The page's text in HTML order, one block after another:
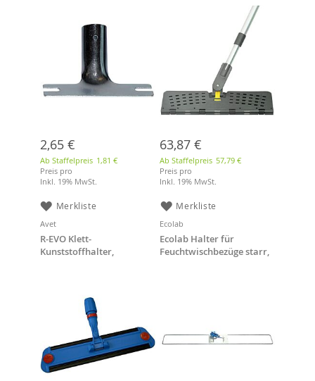
2,65 €
Ab Staffelpreis 1,81 €
Preis pro
Inkl. 19% MwSt.
Merkliste
63,87 €
Ab Staffelpreis 57,79 €
Preis pro
Inkl. 19% MwSt.
Merkliste
Avet
R-EVO Klett-
Kunststoffhalter,
Ecolab
Ecolab Halter für
Feuchtwischbezüge starr,